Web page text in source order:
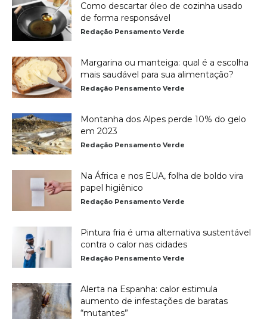
Como descartar óleo de cozinha usado
de forma responsável
Redação Pensamento Verde
Margarina ou manteiga: qual é a escolha
mais saudável para sua alimentação?
Redação Pensamento Verde
Montanha dos Alpes perde 10% do gelo
em 2023
Redação Pensamento Verde
Na África e nos EUA, folha de boldo vira
papel higiênico
Redação Pensamento Verde
Pintura fria é uma alternativa sustentável
contra o calor nas cidades
Redação Pensamento Verde
Alerta na Espanha: calor estimula
aumento de infestações de baratas
“mutantes”